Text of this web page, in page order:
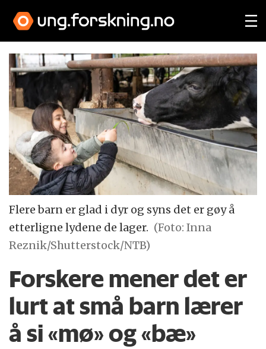
Flere barn er glad i dyr og syns det er gøy å
etterligne lydene de lager. (Foto: Inna
Reznik/Shutterstock/NTB)
Forskere mener det er
lurt at små barn lærer
å si «mø» og «bæ»